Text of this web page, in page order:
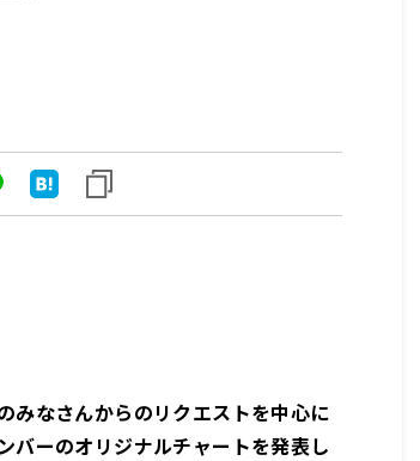
みなさんからのリクエストを中心に
バーのオリジナルチャートを発表し